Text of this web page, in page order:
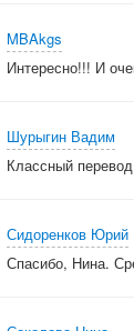
MBAkgs
Интересно!!! И
Шурыгин Вадим
Классный
Сидоренков Юрий
Спасибо, Нина.